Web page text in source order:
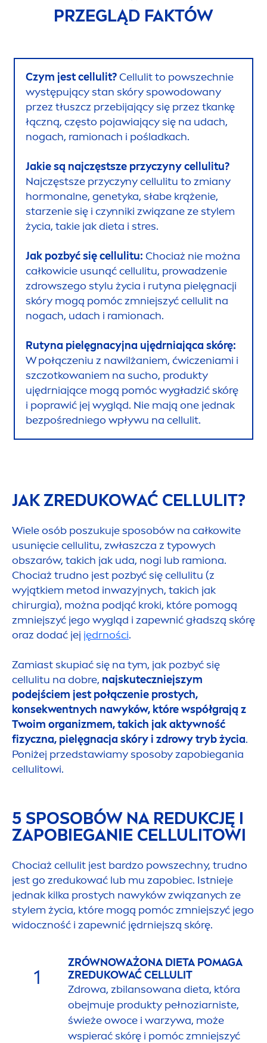
PRZEGLĄD FAKTÓW
Czym jest cellulit? Cellulit to powszechnie
występujący stan skóry spowodowany
przez tłuszcz przebijający się przez tkankę
łączną, często pojawiający się na udach,
nogach, ramionach i pośladkach.
Jakie są najczęstsze przyczyny cellulitu?
Najczęstsze przyczyny cellulitu to zmiany
hormonalne, genetyka, słabe krążenie,
starzenie się i czynniki związane ze stylem
życia, takie jak dieta i stres.
Jak pozbyć się cellulitu: Chociaż nie można
całkowicie usunąć cellulitu, prowadzenie
zdrowszego stylu życia i rutyna pielęgnacji
skóry mogą pomóc zmniejszyć cellulit na
nogach, udach i ramionach.
Rutyna pielęgnacyjna ujędrniająca skórę:
W połączeniu z nawilżaniem, ćwiczeniami i
szczotkowaniem na sucho, produkty
ujędrniające mogą pomóc wygładzić skórę
i poprawić jej wygląd. Nie mają one jednak
bezpośredniego wpływu na cellulit.
JAK ZREDUKOWAĆ CELLULIT?
Wiele osób poszukuje sposobów na całkowite
usunięcie cellulitu, zwłaszcza z typowych
obszarów, takich jak uda, nogi lub ramiona.
Chociaż trudno jest pozbyć się cellulitu (z
wyjątkiem metod inwazyjnych, takich jak
chirurgia), można podjąć kroki, które pomogą
zmniejszyć jego wygląd i zapewnić gładszą skórę
oraz dodać jej jędrności.
Zamiast skupiać się na tym, jak pozbyć się
cellulitu na dobre, najskuteczniejszym
podejściem jest połączenie prostych,
konsekwentnych nawyków, które współgrają z
Twoim organizmem, takich jak aktywność
fizyczna, pielęgnacja skóry i zdrowy tryb życia.
Poniżej przedstawiamy sposoby zapobiegania
cellulitowi.
5 SPOSOBÓW NA REDUKCJĘ I
ZAPOBIEGANIE CELLULITOWI
Chociaż cellulit jest bardzo powszechny, trudno
jest go zredukować lub mu zapobiec. Istnieje
jednak kilka prostych nawyków związanych ze
stylem życia, które mogą pomóc zmniejszyć jego
widoczność i zapewnić jędrniejszą skórę.
1
ZRÓWNOWAŻONA DIETA POMAGA
ZREDUKOWAĆ CELLULIT
Zdrowa, zbilansowana dieta, która
obejmuje produkty pełnoziarniste,
świeże owoce i warzywa, może
wspierać skórę i pomóc zmniejszyć